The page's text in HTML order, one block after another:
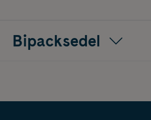
Bipacksedel